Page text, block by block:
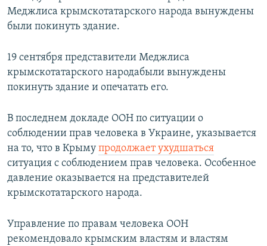
Меджлиса крымскотатарского народа вынуждены
были покинуть здание.
19 сентября представители Меджлиса
крымскотатарского народабыли вынуждены
покинуть здание и опечатать его.
В последнем докладе ООН по ситуации о
соблюдении прав человека в Украине, указывается
на то, что в Крыму продолжает ухудшаться
ситуация с соблюдением прав человека. Особенное
давление оказывается на представителей
крымскотатарского народа.
Управление по правам человека ООН
рекомендовало крымским властям и властям